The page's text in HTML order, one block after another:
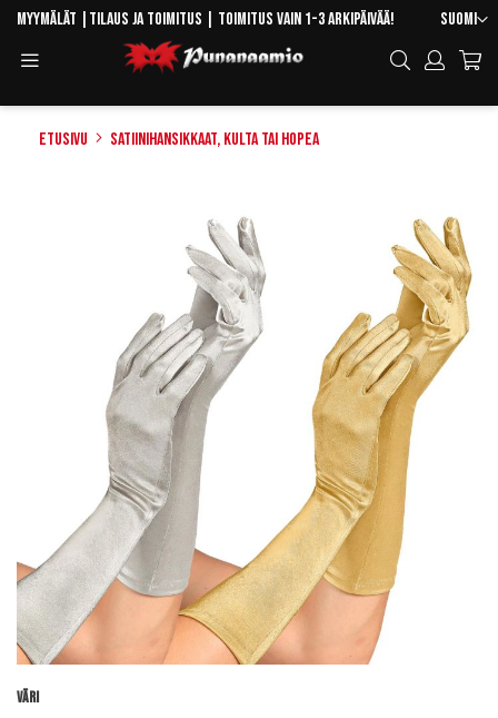
Skip
Content
Kieli
Suomi
Myymälät Tilaus ja toimitus | Toimitus vain 1-3 arkipäivää!
Hae
Etusivu Satiinihansikkaat, kulta tai hopea
Väri